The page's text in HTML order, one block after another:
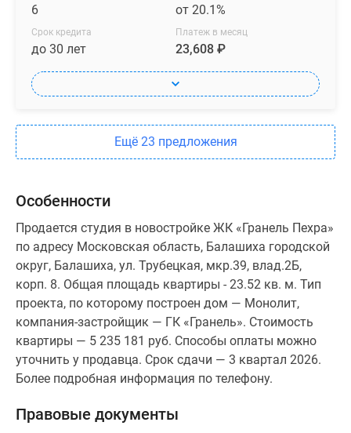
6 от 20.1%
Срок кредита
до 30 лет
Платеж в месяц
23,608 ₽
Ещё 23 предложения
Особенности
Продается студия в новостройке ЖК «Гранель Пехра»
по адресу Московская область, Балашиха городской
округ, Балашиха, ул. Трубецкая, мкр.39, влад.2Б,
корп. 8. Общая площадь квартиры - 23.52 кв. м. Тип
проекта, по которому построен дом — Монолит,
компания-застройщик — ГК «Гранель». Стоимость
квартиры — 5 235 181 руб. Способы оплаты можно
уточнить у продавца. Срок сдачи — 3 квартал 2026.
Более подробная информация по телефону.
Правовые документы